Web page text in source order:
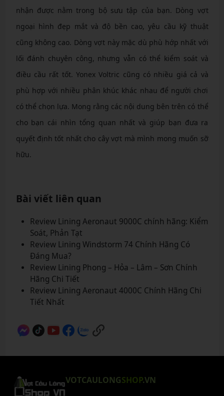
nhận được nằm trong bộ sưu tập của bạn. Dòng vợt
ngoại hình đẹp mắt và độ bền cao, yêu cầu kỹ thuật
cũng không cao. Dòng vợt này mặc dù phù hớp nhất với
lối đánh chuyên công, nhưng vẫn có thể kiểm soát và
điều cầu rất tốt. Yonex Voltric cũng có nhiều giá cả và
phù hợp với nhiều phân khúc khác nhau để người chơi
có thể chọn lựa. Mong rằng các nội dung bên trên có thể
cho bạn cái nhìn tổng quan nhất và giúp bạn đưa ra
quyết định tốt nhất cho cây vợt mà mình mong muốn sỡ
hữu.
Bài viết liên quan
Review Lining Aeronaut 9000C chính hãng: Kiểm
Soát, Phản Tạt
Review Lining Windstorm 74 Chính Hãng Có
Đáng Mua?
Review Lining Phong – Hỏa – Lâm – Sơn Chính
Hãng Chi Tiết
Review Lining Aeronaut 4000C Chính Hãng Chi
Tiết Nhất
VOTCAULONGSHOP.VN